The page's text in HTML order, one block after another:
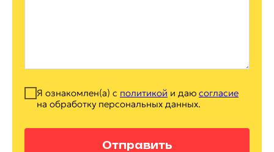
Я ознакомлен(а) с политикой и даю согласие
на обработку персональных данных.
Отправить